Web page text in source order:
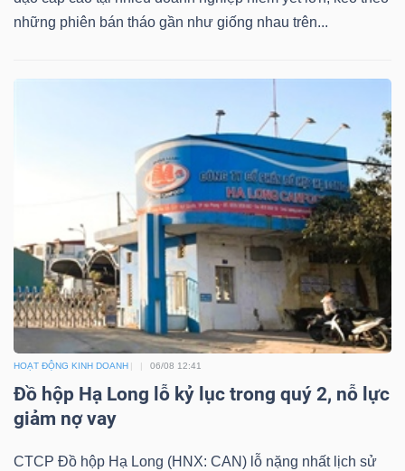
những phiên bán tháo gần như giống nhau trên...
HOẠT ĐỘNG KINH DOANH 06/08 12:41
Đồ hộp Hạ Long lỗ kỷ lục trong quý 2, nỗ lực
giảm nợ vay
CTCP Đồ hộp Hạ Long (HNX: CAN) lỗ nặng nhất lịch sử
ĐỘNG
SẢN
Mã
chứng
khoán
(-)